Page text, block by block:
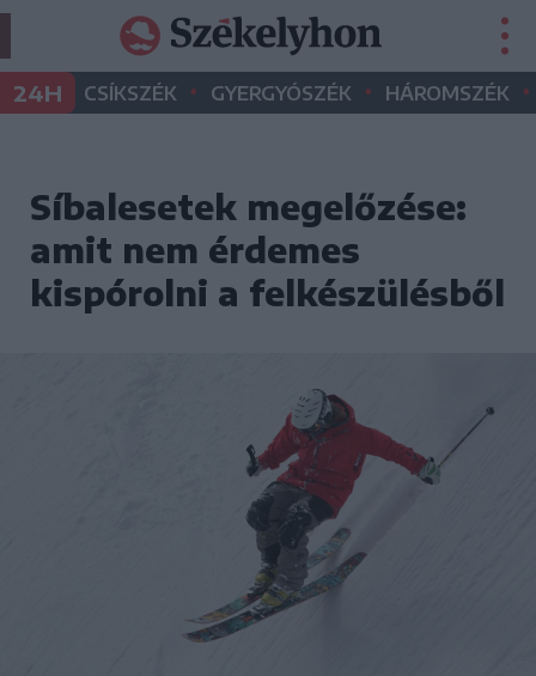
24H CSÍKSZÉK • GYERGYÓSZÉK • HÁROMSZÉK •
Síbalesetek megelőzése:
amit nem érdemes
kispórolni a felkészülésből